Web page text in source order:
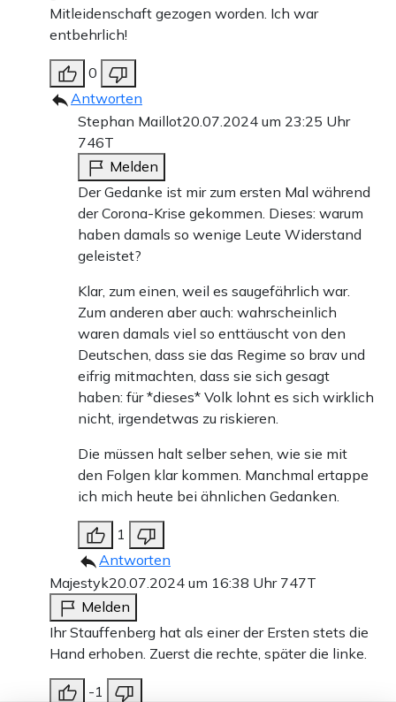
Mitleidenschaft gezogen worden. Ich war
entbehrlich!
0
Antworten
Stephan Maillot20.07.2024 um 23:25 Uhr
746T
Melden
Der Gedanke ist mir zum ersten Mal während
der Corona-Krise gekommen. Dieses: warum
haben damals so wenige Leute Widerstand
geleistet?
Klar, zum einen, weil es saugefährlich war.
Zum anderen aber auch: wahrscheinlich
waren damals viel so enttäuscht von den
Deutschen, dass sie das Regime so brav und
eifrig mitmachten, dass sie sich gesagt
haben: für *dieses* Volk lohnt es sich wirklich
nicht, irgendetwas zu riskieren.
Die müssen halt selber sehen, wie sie mit
den Folgen klar kommen. Manchmal ertappe
ich mich heute bei ähnlichen Gedanken.
1
Antworten
Majestyk20.07.2024 um 16:38 Uhr 747T
Melden
Ihr Stauffenberg hat als einer der Ersten stets die
Hand erhoben. Zuerst die rechte, später die linke.
-1